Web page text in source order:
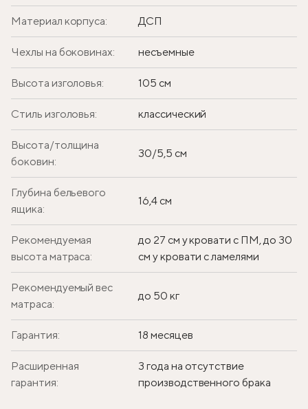
Материал корпуса: ДСП
Чехлы на боковинах: несъемные
Высота изголовья: 105 см
Стиль изголовья: классический
Высота/толщина
боковин:
30/5,5 см
Глубина бельевого
ящика:
16,4 см
Рекомендуемая
высота матраса:
до 27 см у кровати с ПМ, до 30
см у кровати с ламелями
Рекомендуемый вес
матраса:
до 50 кг
Гарантия: 18 месяцев
Расширенная
гарантия:
3 года на отсутствие
производственного брака